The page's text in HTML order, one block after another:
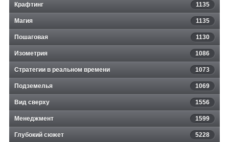
Крафтинг 1135
Магия 1135
Пошаговая 1130
Изометрия 1086
Стратегии в реальном времени 1073
Подземелья 1069
Вид сверху 1556
Менеджмент 1599
Глубокий сюжет 5228